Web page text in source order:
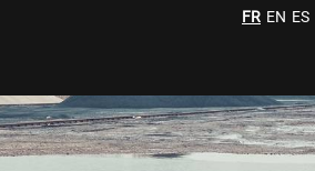
FR EN ES